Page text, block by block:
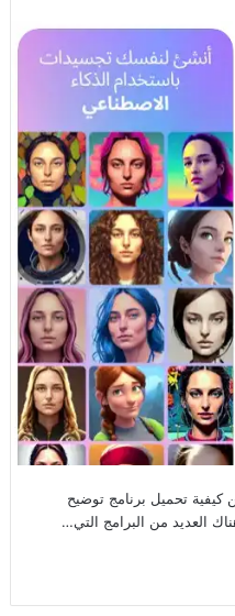
تحميل برنامج توضيح
العديد من البرامج التي…